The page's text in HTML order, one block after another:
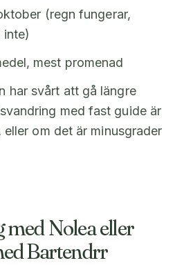
(regn fungerar,
inte)
mest promenad
har svårt att gå längre
med fast guide är
om det är minusgrader
Nolea eller
Bartendrr